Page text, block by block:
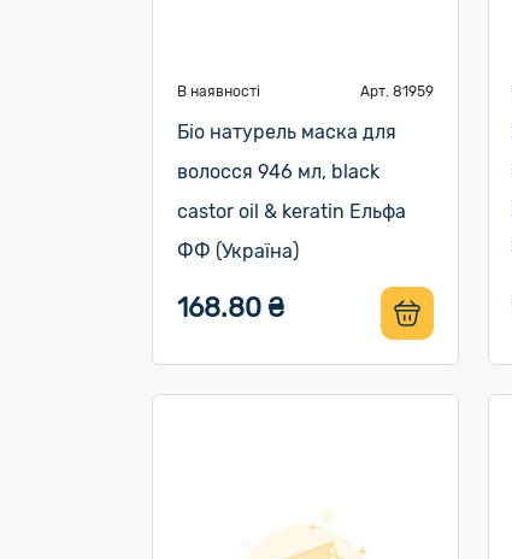
В наявності Арт. 81959
Біо натурель маска для
волосся 946 мл, black
castor oil & keratin Ельфа
ФФ (Україна)
168.80 ₴